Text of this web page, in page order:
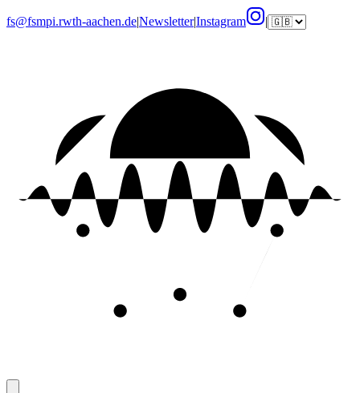
fs@fsmpi.rwth-aachen.de|Newsletter|Instagram |